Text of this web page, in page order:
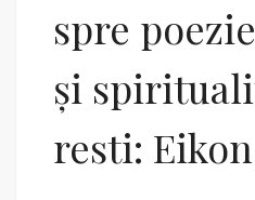
spre
și
resti: